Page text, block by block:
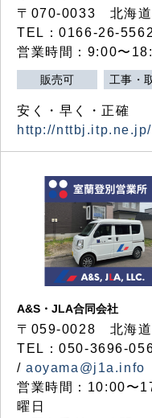
〒070-0033 北海道
TEL：0166-26-
営業時間：9:00〜
販売可 工事・
安く・早く・正確
http://
A&S・JLA合同会社
〒 059-0028 北海
TEL：050-3696-
/aoyama@j1a.info
営業時間：10:00〜
曜日